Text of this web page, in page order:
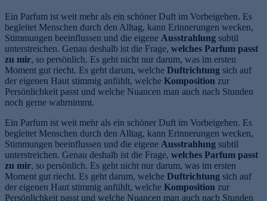
Ein Parfum ist weit mehr als ein schöner Duft im Vorbeigehen. Es
begleitet Menschen durch den Alltag, kann Erinnerungen wecken,
Stimmungen beeinflussen und die eigene Ausstrahlung subtil
unterstreichen. Genau deshalb ist die Frage, welches Parfum passt
zu mir, so persönlich. Es geht nicht nur darum, was im ersten
Moment gut riecht. Es geht darum, welche Duftrichtung sich auf
der eigenen Haut stimmig anfühlt, welche Komposition zur
Persönlichkeit passt und welche Nuancen man auch nach Stunden
noch gerne wahrnimmt.
Ein Parfum ist weit mehr als ein schöner Duft im Vorbeigehen. Es
begleitet Menschen durch den Alltag, kann Erinnerungen wecken,
Stimmungen beeinflussen und die eigene Ausstrahlung subtil
unterstreichen. Genau deshalb ist die Frage, welches Parfum passt
zu mir, so persönlich. Es geht nicht nur darum, was im ersten
Moment gut riecht. Es geht darum, welche Duftrichtung sich auf
der eigenen Haut stimmig anfühlt, welche Komposition zur
Persönlichkeit passt und welche Nuancen man auch nach Stunden